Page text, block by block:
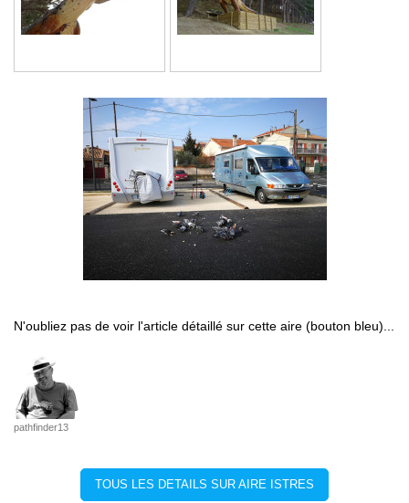
N'oubliez pas de voir l'article détaillé sur cette aire (bouton bleu)...
pathfinder13
TOUS LES DETAILS SUR AIRE ISTRES